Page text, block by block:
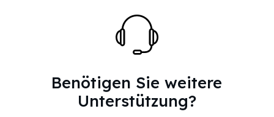
Benötigen Sie weitere
Unterstützung?